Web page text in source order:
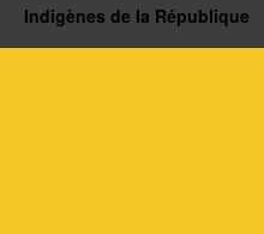
Indigènes de la République